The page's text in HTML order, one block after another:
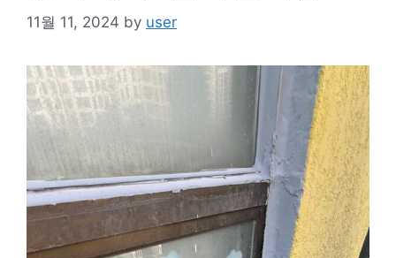
11월 11, 2024 by user